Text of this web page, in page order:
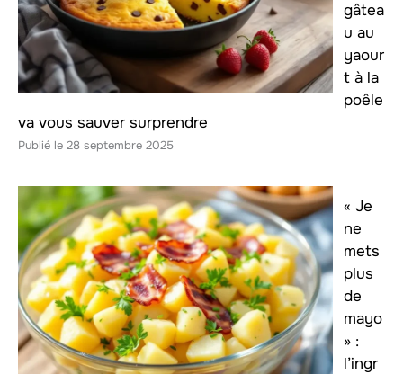
gâtea
u au
yaour
t à la
poêle
va vous sauver surprendre
28 septembre 2025
« Je
ne
mets
plus
de
mayo
» :
l’ingr